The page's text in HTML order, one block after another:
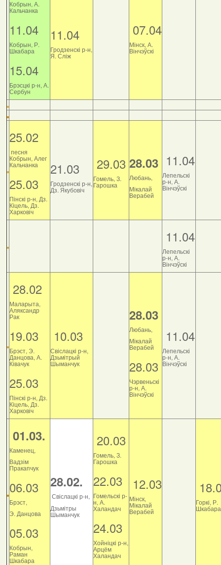
Кобрын, А.
Кальчанка
11.04
Кобрын, Р.
Шкабара
15.04
Брэсцкі р-н, А.
Сербун
11.04
Гродзенскі р-н,
Я. Сліж
07.04
Мінск, А.
Вінчэўскі
25.02
песня
Кобрын, Алег
Кальчанка
25.03
Пінскі р-н, Дз.
Кіцель, Дз.
Харковіч
21.03
Гродзенскі р-н,
Дз. Якубовіч
29.03
Гомель, З.
Гарошка
28.03
Любань,
Мікалай
Верабей
11.04
Лепельскі
р-н, А.
Вінчэўскі
11.04
Лепельскі
р-н, А.
Вінчэўскі
28.02
Маларыта,
Аляксандр
Рак
19.03
Брэст, Э.
Данцова, А.
Ківачук
25.03
Пінскі р-н, Дз.
Кіцель, Дз.
Харковіч
10.03
Свіслацкі р-н,
Дзьмітрый
Шыманчук
28.03
Любань,
Мікалай
Верабей
28.03
Чэрвеньскі
р-н, А.
Вінчэўскі
11.04
Лепельскі
р-н, А.
Вінчэўскі
01.03.
Каменец,
Вадзім
Пракапчук
06.03
Брэст,
Э. Данцова
05.03
Кобрын,
Раман
Шкабара
28.02.
Свіслацкі р-н,
Дзьмітры
Шыманчук
20.03
Гомель, З.
Гарошка
22.03
Гомельскі р-
н, А.
Халандач
24.03
Хойніцкі р-н,
Арцём
Халандач
12.03
Мінск,
Мікалай
Верабей
Горкі, Р.
Шкабара